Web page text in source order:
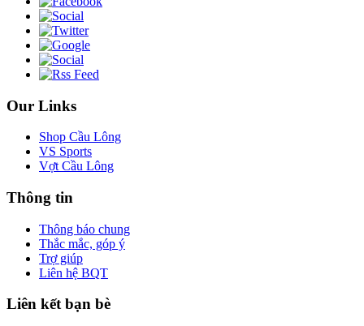
Our Links
Shop Cầu Lông
VS Sports
Vợt Cầu Lông
Thông tin
Thông báo chung
Thắc mắc, góp ý
Trợ giúp
Liên hệ BQT
Liên kết bạn bè